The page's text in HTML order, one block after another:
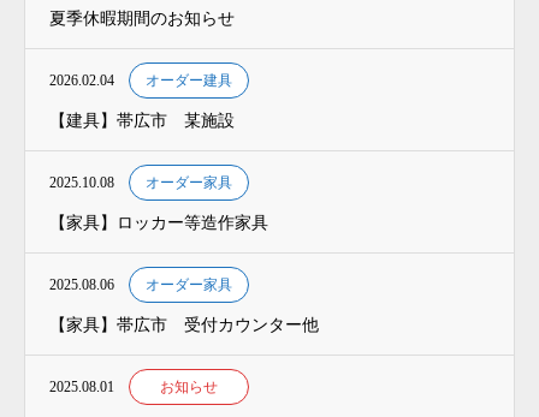
夏季休暇期間のお知らせ
2026.02.04 オーダー建具
【建具】帯広市 某施設
2025.10.08 オーダー家具
【家具】ロッカー等造作家具
2025.08.06 オーダー家具
【家具】帯広市 受付カウンター他
2025.08.01 お知らせ